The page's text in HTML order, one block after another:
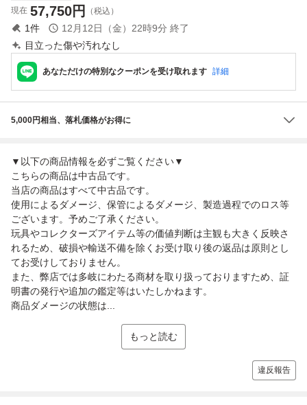
現在 57,750円 （税込）
1件 12月12日（金）22時9分 終了
目立った傷や汚れなし
あなただけの特別なクーポンを受け取れます 詳細
5,000円相当、落札価格がお得に
▼以下の商品情報を必ずご覧ください▼
こちらの商品は中古品です。
当店の商品はすべて中古品です。
使用によるダメージ、保管によるダメージ、製造過程でのロス等
ございます。予めご了承ください。
玩具やコレクターズアイテム等の価値判断は主観も大きく反映さ
れるため、破損や輸送不備を除くお受け取り後の返品は原則とし
てお受けしておりません。
また、弊店では多岐にわたる商材を取り扱っておりますため、証
明書の発行や追加の鑑定等はいたしかねます。
商品ダメージの状態は...
もっと読む
違反報告